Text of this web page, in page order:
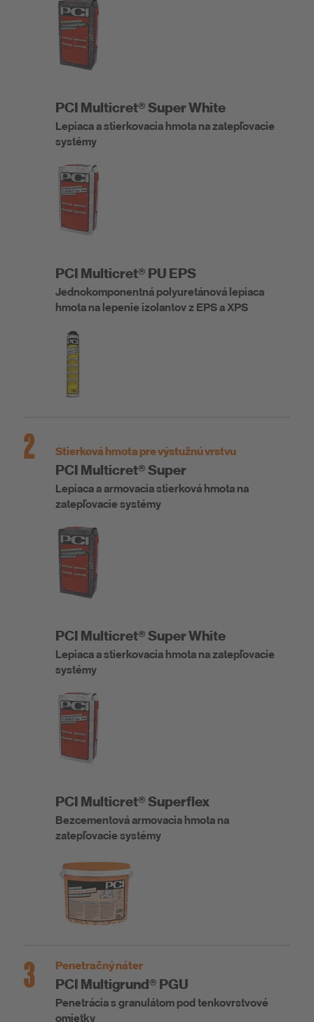
PCI Multicret® Super White
Lepiaca a stierkovacia hmota na zatepľovacie
systémy
PCI Multicret® PU EPS
Jednokomponentná polyuretánová lepiaca
hmota na lepenie izolantov z EPS a XPS
2 Stierková hmota pre výstužnú vrstvu
PCI Multicret® Super
Lepiaca a armovacia stierková hmota na
zatepľovacie systémy
PCI Multicret® Super White
Lepiaca a stierkovacia hmota na zatepľovacie
systémy
PCI Multicret® Superflex
Bezcementová armovacia hmota na
zatepľovacie systémy
3 Penetračný náter
PCI Multigrund® PGU
Penetrácia s granulátom pod tenkovrstvové
omietky